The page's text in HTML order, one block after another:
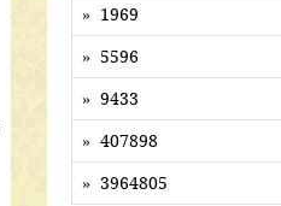
» 1969
» 5596
» 9433
» 407898
» 3964805